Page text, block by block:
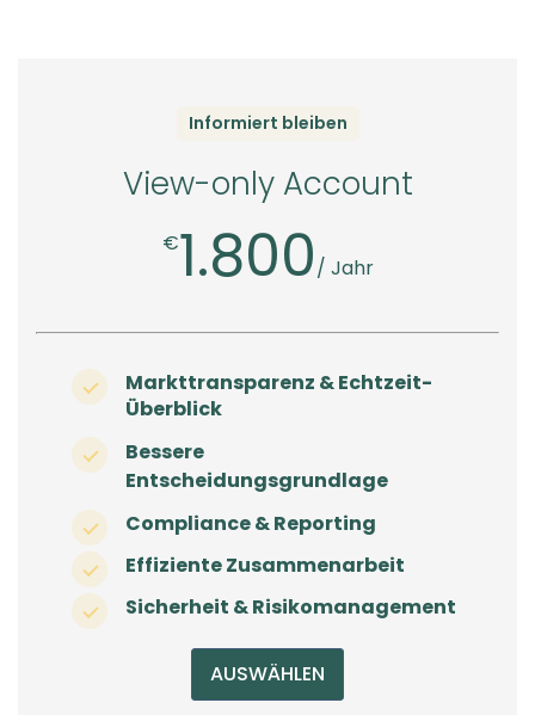
Informiert bleiben
View-only Account
€1.800/ Jahr
Markttransparenz & Echtzeit-
Überblick
Bessere
Entscheidungsgrundlage
Compliance & Reporting
Effiziente Zusammenarbeit
Sicherheit & Risikomanagement
AUSWÄHLEN